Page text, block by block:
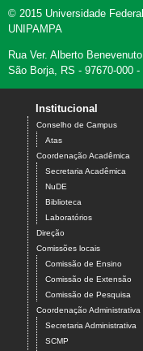
© 2015 Universidade
UNIPAMPA
Rua Ver. Alberto
São Borja, RS - 97670-000 -
Institucional
Conselho de Campus
Atas
Coordenação Acadêmica
Secretaria Acadêmica
NuDE
Biblioteca
Laboratórios
Direção
Comissões locais
Comissão de Ensino
Comissão de Extensão
Comissão de Pesquisa
Coordenação Administrativa
Secretaria Administrativa
SCMP